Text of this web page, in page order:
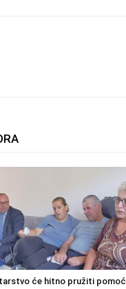
će hitno pružiti pomoć